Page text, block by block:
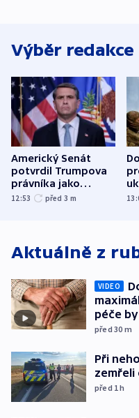
Výběr redakce
Americký Senát
potvrdil Trumpova
právníka jako
ministra
12:53 před 3 m
Aktuálně z
VIDEO
péče
před 30 m
Při
zemřeli
před 1h